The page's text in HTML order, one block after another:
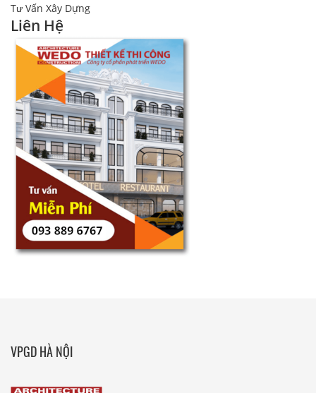
Tư Vấn Xây Dựng
Liên Hệ
VPGD HÀ NỘI